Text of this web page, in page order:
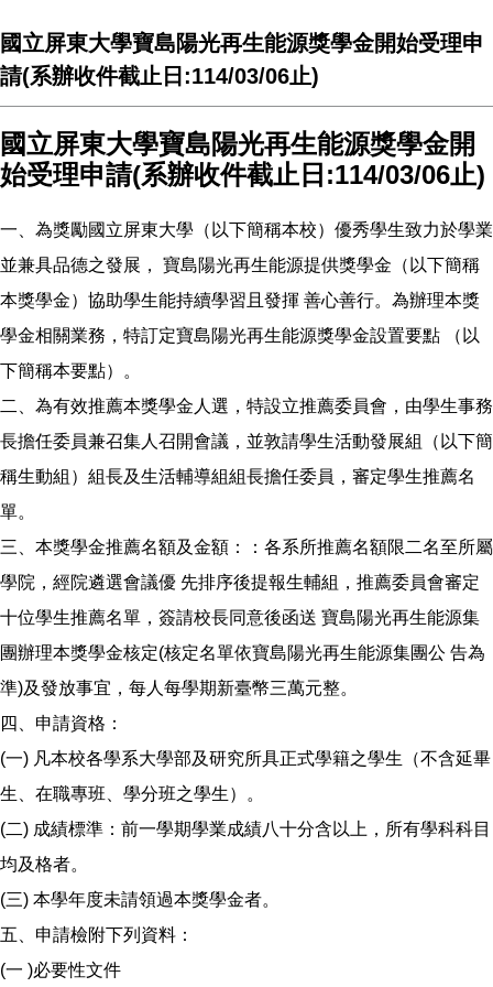
國立屏東大學寶島陽光再生能源獎學金開始受理申
請(系辦收件截止日:114/03/06止)
國立屏東大學寶島陽光再生能源獎學金開
始受理申請(系辦收件截止日:114/03/06止)
一、為獎勵國立屏東大學（以下簡稱本校）優秀學生致力於學業
並兼具品德之發展， 寶島陽光再生能源提供獎學金（以下簡稱
本獎學金）協助學生能持續學習且發揮 善心善行。為辦理本獎
學金相關業務，特訂定寶島陽光再生能源獎學金設置要點 （以
下簡稱本要點）。
二、為有效推薦本獎學金人選，特設立推薦委員會，由學生事務
長擔任委員兼召集人召開會議，並敦請學生活動發展組（以下簡
稱生動組）組長及生活輔導組組長擔任委員，審定學生推薦名
單。
三、本獎學金推薦名額及金額：：各系所推薦名額限二名至所屬
學院，經院遴選會議優 先排序後提報生輔組，推薦委員會審定
十位學生推薦名單，簽請校長同意後函送 寶島陽光再生能源集
團辦理本獎學金核定(核定名單依寶島陽光再生能源集團公 告為
準)及發放事宜，每人每學期新臺幣三萬元整。
四、申請資格：
(一) 凡本校各學系大學部及研究所具正式學籍之學生（不含延畢
生、在職專班、學分班之學生）。
(二) 成績標準：前一學期學業成績八十分含以上，所有學科科目
均及格者。
(三) 本學年度未請領過本獎學金者。
五、申請檢附下列資料：
(一 )必要性文件